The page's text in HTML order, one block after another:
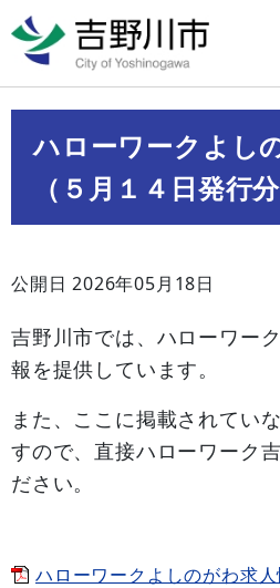
ハローワークよし
（５月１４日発行分
公開日 2026年05月18日
吉野川市では、ハローワー
報を提供しています。
また、ここに掲載されてい
すので、直接ハローワーク
ださい。
ハローワークよしのがわ求